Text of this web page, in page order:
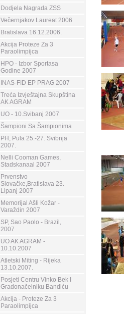
Dodjela Nagrada ZSS
Večernjakov Laureat 2006
Bratislava 16.12.2006.
Akcija Proteze Za 3
Paraolimpijca
HPO - Izbor Sportasa
Godine 2007
INAS-FID EP PRAG 2007
Treća Izvještajna Skupština
AK AGRAM
UO - 10.Svibanj 2007
Šampioni Sa Šampionima
PH, Pula 25.-27. Svibnja
2007.
Nelli Cooman Games,
Stadskanaal 2007
Prvenstvo
Slovačke,Bratislava 23.
Lipanj 2007
Memorijal Ašli Kožar -
Varaždin 2007
SP, Sao Paolo - Brazil,
2007
UO AK AGRAM -
10.10.2007
Atletski Miting - Rijeka
13.10.2007.
Posjeti Centru Vinko Bek I
Gradonačelniku Bandiću
Akcija - Proteze Za 3
Paraolimpijca